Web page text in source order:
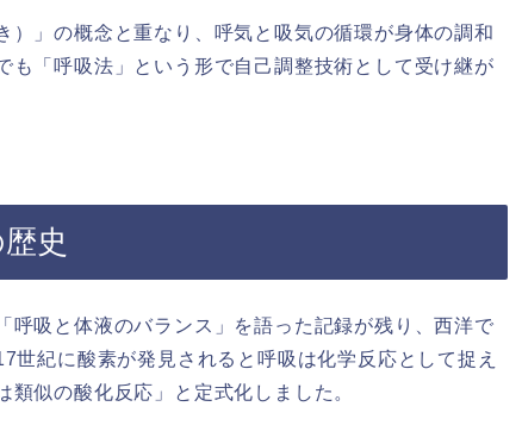
）」の概念と重なり、呼気と吸気の循環が身体の調和
も「呼吸法」という形で自己調整技術として受け継が
史
呼吸と体液のバランス」を語った記録が残り、西洋で
世紀に酸素が発見されると呼吸は化学反応として捉え
似の酸化反応」と定式化しました。